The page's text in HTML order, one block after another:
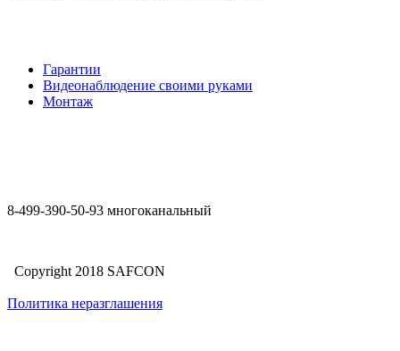
Гарантии
Видеонаблюдение своими руками
Монтаж
8-499-390-50-93 многоканальный
Copyright 2018 SAFCON
Политика неразглашения